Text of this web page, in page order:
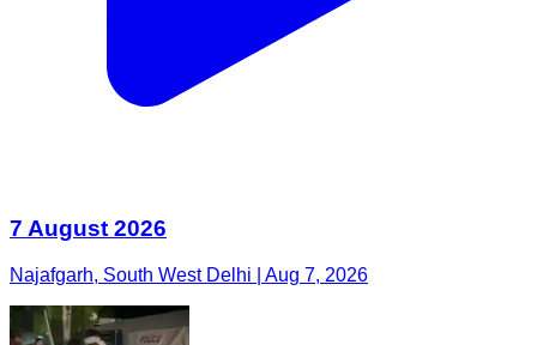
7 August 2026
Najafgarh, South West Delhi | Aug 7, 2026